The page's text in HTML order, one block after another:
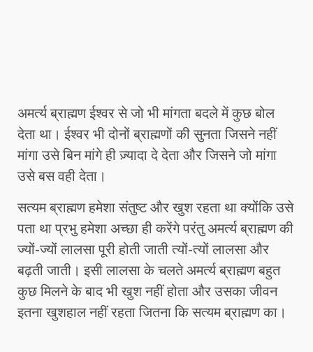
अमर्त्य ब्राह्मण ईश्वर से जो भी मांगता बदले में कुछ बोल
देता था। ईश्वर भी दोनों ब्राह्मणों की सुनता जिसने नहीं
मांगा उसे बिन मांगे ही ज़्यादा दे देता और जिसने जो मांगा
उसे बस वही देता।
सत्यम ब्राह्मण हमेशा संतुष्ट और खुश रहता था क्योंकि उसे
पता था प्रभु हमेशा अच्छा ही करेंगे परंतु अमर्त्य ब्राह्मण की
ज्यों-ज्यों लालसा पूरी होती जाती त्यों-त्यों लालसा और
बढ़ती जाती। इसी लालसा के चलते अमर्त्य ब्राह्मण बहुत
कुछ मिलने के बाद भी खुश नहीं होता और उसका जीवन
इतना खुशहाल नहीं रहता जितना कि सत्यम ब्राह्मण का।